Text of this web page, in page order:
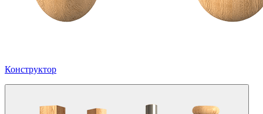
Конструктор